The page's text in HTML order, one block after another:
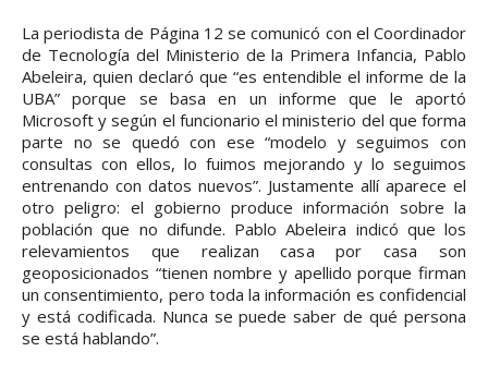
La periodista de Página 12 se comunicó con el Coordinador
de Tecnología del Ministerio de la Primera Infancia, Pablo
Abeleira, quien declaró que “es entendible el informe de la
UBA” porque se basa en un informe que le aportó
Microsoft y según el funcionario el ministerio del que forma
parte no se quedó con ese “modelo y seguimos con
consultas con ellos, lo fuimos mejorando y lo seguimos
entrenando con datos nuevos”. Justamente allí aparece el
otro peligro: el gobierno produce información sobre la
población que no difunde. Pablo Abeleira indicó que los
relevamientos que realizan casa por casa son
geoposicionados “tienen nombre y apellido porque firman
un consentimiento, pero toda la información es confidencial
y está codificada. Nunca se puede saber de qué persona
se está hablando”.